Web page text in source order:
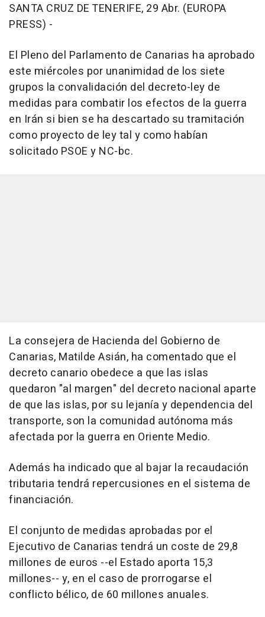
SANTA CRUZ DE TENERIFE, 29 Abr. (EUROPA
PRESS) -
El Pleno del Parlamento de Canarias ha aprobado
este miércoles por unanimidad de los siete
grupos la convalidación del decreto-ley de
medidas para combatir los efectos de la guerra
en Irán si bien se ha descartado su tramitación
como proyecto de ley tal y como habían
solicitado PSOE y NC-bc.
La consejera de Hacienda del Gobierno de
Canarias, Matilde Asián, ha comentado que el
decreto canario obedece a que las islas
quedaron "al margen" del decreto nacional aparte
de que las islas, por su lejanía y dependencia del
transporte, son la comunidad autónoma más
afectada por la guerra en Oriente Medio.
Además ha indicado que al bajar la recaudación
tributaria tendrá repercusiones en el sistema de
financiación.
El conjunto de medidas aprobadas por el
Ejecutivo de Canarias tendrá un coste de 29,8
millones de euros --el Estado aporta 15,3
millones-- y, en el caso de prorrogarse el
conflicto bélico, de 60 millones anuales.